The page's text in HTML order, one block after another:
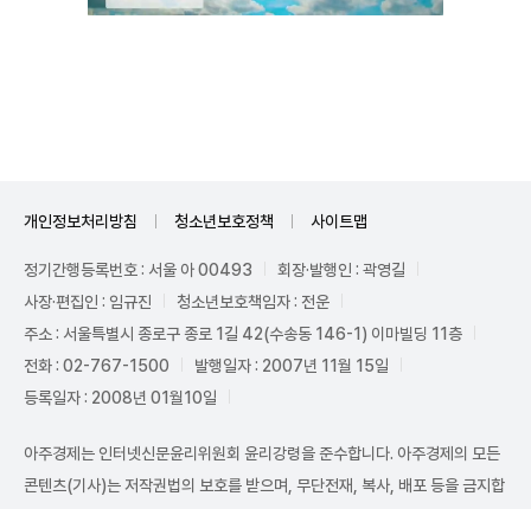
개인정보처리방침 청소년보호정책 사이트맵
정기간행등록번호 : 서울 아 00493
회장·발행인 : 곽영길
사장·편집인 : 임규진
청소년보호책임자 : 전운
주소 : 서울특별시 종로구 종로 1길 42(수송동 146-1) 이마빌딩 11층
전화 : 02-767-1500
발행일자 : 2007년 11월 15일
등록일자 : 2008년 01월10일
아주경제는 인터넷신문윤리위원회 윤리강령을 준수합니다. 아주경제의 모든
콘텐츠(기사)는 저작권법의 보호를 받으며, 무단전재, 복사, 배포 등을 금지합